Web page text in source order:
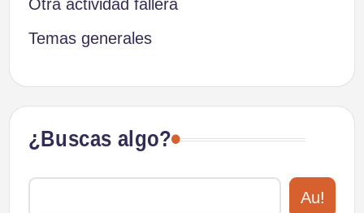
Otra actividad fallera
Temas generales
¿Buscas algo?
Au!